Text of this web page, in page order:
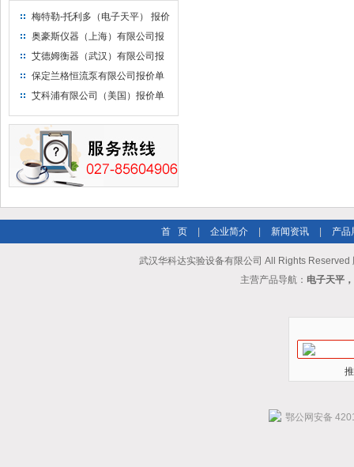
梅特勒-托利多（电子天平） 报价
单
奥豪斯仪器（上海）有限公司报
价单
艾德姆衡器（武汉）有限公司报
价单
保定兰格恒流泵有限公司报价单
艾科浦有限公司（美国）报价单
首 页 企业简介 新闻资讯 产品
武汉华科达实验设备有限公司 All Rights Reserved
主营产品导航： 电子天平
鄂公网安备